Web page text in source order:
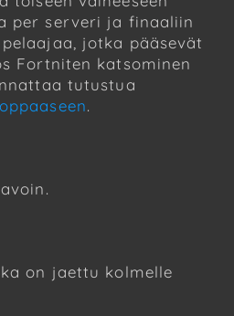
per serveri ja finaaliin
jotka pääsevät
Fortniten katsominen
tutustua
.
on jaettu kolmelle